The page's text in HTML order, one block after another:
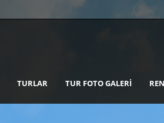
TURLAR TUR FOTO GALERI